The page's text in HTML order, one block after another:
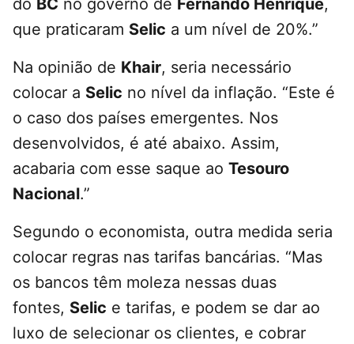
do BC no governo de Fernando Henrique,
que praticaram Selic a um nível de 20%.”
Na opinião de Khair, seria necessário
colocar a Selic no nível da inflação. “Este é
o caso dos países emergentes. Nos
desenvolvidos, é até abaixo. Assim,
acabaria com esse saque ao Tesouro
Nacional.”
Segundo o economista, outra medida seria
colocar regras nas tarifas bancárias. “Mas
os bancos têm moleza nessas duas
fontes, Selic e tarifas, e podem se dar ao
luxo de selecionar os clientes, e cobrar